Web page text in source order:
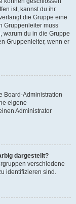
ist, kannst du ihr
die Gruppe eine
Gruppenleiter muss
warum du in die Gruppe
Gruppenleiter, wenn er
Board-Administration
eigene
Administrator
dargestellt?
verschiedene
identifizieren sind.